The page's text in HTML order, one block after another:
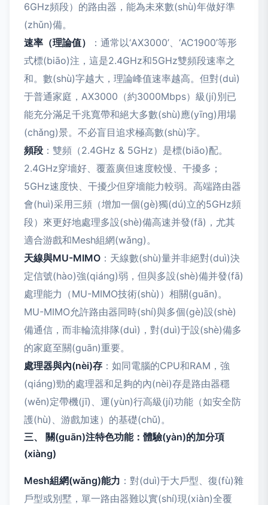
6GHz頻段）的路由器，能為未來數(shù)年做好準
(zhǔn)備。
速率（理論值）
：通常以‘AX3000’、‘AC1900’等形
式標(biāo)注，這是2.4GHz和5GHz雙頻段速率之
和。數(shù)字越大，理論峰值速率越高。但對(duì)
于普通家庭，AX3000（約3000Mbps）級(jí)別已
能充分滿足千兆寬帶和絕大多數(shù)應(yīng)用場
(chǎng)景。不必盲目追求極高數(shù)字。
頻段 ：雙頻（2.4GHz & 5GHz）是標(biāo)配。
2.4GHz穿墻好、覆蓋廣但速度較慢、干擾多；
5GHz速度快、干擾少但穿墻能力較弱。高端路由器
會(huì)采用三頻（增加一個(gè)獨(dú)立的5GHz頻
段）來更好地處理多設(shè)備高速并發(fā)，尤其
適合游戲和Mesh組網(wǎng)。
天線與MU-MIMO ：天線數(shù)量并非絕對(duì)決
定信號(hào)強(qiáng)弱，但與多設(shè)備并發(fā)
處理能力（MU-MIMO技術(shù)）相關(guān)。
MU-MIMO允許路由器同時(shí)與多個(gè)設(shè)
備通信，而非輪流排隊(duì)，對(duì)于設(shè)備多
的家庭至關(guān)重要。
處理器與內(nèi)存 ：如同電腦的CPU和RAM，強
(qiáng)勁的處理器和足夠的內(nèi)存是路由器穩
(wěn)定帶機(jī)、運(yùn)行高級(jí)功能（如安全防
護(hù)、游戲加速）的基礎(chǔ)。
三、 關(guān)注特色功能：體驗(yàn)的加分項
(xiàng)
Mesh組網(wǎng)能力 ：對(duì)于大戶型、復(fù)雜
戶型或別墅，單一路由器難以實(shí)現(xiàn)全覆